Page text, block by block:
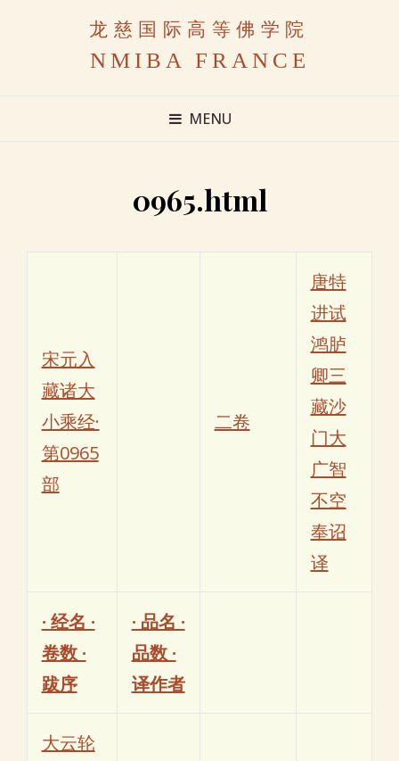
龙慈国际高等佛学院
NMIBA FRANCE
MENU
0965.html
宋元入
藏诸大
小乘经·
第0965
部
二卷
唐特
进试
鸿胪
卿三
藏沙
门大
广智
不空
奉诏
译
· 经名 ·
卷数 ·
跋序
· 品名 ·
品数 ·
译作者
大云轮